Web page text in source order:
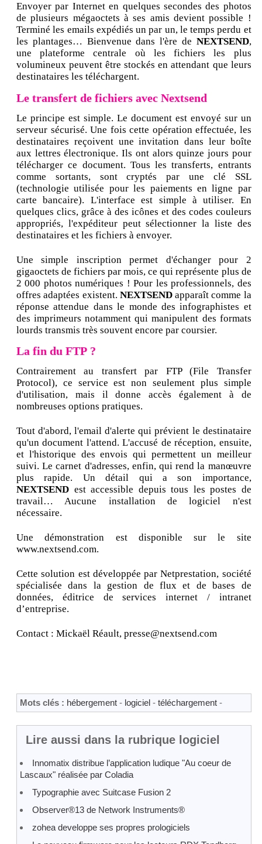
Envoyer par Internet en quelques secondes des photos
de plusieurs mégaoctets à ses amis devient possible !
Terminé les emails expédiés un par un, le temps perdu et
les plantages… Bienvenue dans l'ère de NEXTSEND,
une plateforme centrale où les fichiers les plus
volumineux peuvent être stockés en attendant que leurs
destinataires les téléchargent.
Le transfert de fichiers avec Nextsend
Le principe est simple. Le document est envoyé sur un
serveur sécurisé. Une fois cette opération effectuée, les
destinataires reçoivent une invitation dans leur boîte
aux lettres électronique. Ils ont alors quinze jours pour
télécharger ce document. Tous les transferts, entrants
comme sortants, sont cryptés par une clé SSL
(technologie utilisée pour les paiements en ligne par
carte bancaire). L'interface est simple à utiliser. En
quelques clics, grâce à des icônes et des codes couleurs
appropriés, l'expéditeur peut sélectionner la liste des
destinataires et les fichiers à envoyer.
Une simple inscription permet d'échanger pour 2
gigaoctets de fichiers par mois, ce qui représente plus de
2 000 photos numériques ! Pour les professionnels, des
offres adaptées existent. NEXTSENDapparaît comme la
réponse attendue dans le monde des infographistes et
des imprimeurs notamment qui manipulent des formats
lourds transmis très souvent encore par coursier.
La fin du FTP ?
Contrairement au transfert par FTP (File Transfer
Protocol), ce service est non seulement plus simple
d'utilisation, mais il donne accès également à de
nombreuses options pratiques.
Tout d'abord, l'email d'alerte qui prévient le destinataire
qu'un document l'attend. L'accusé de réception, ensuite,
et l'historique des envois qui permettent un meilleur
suivi. Le carnet d'adresses, enfin, qui rend la manœuvre
plus rapide. Un détail qui a son importance,
NEXTSEND est accessible depuis tous les postes de
travail… Aucune installation de logiciel n'est
nécessaire.
Une démonstration est disponible sur le site
www.nextsend.com.
Cette solution est développée par Netprestation, société
spécialisée dans la gestion de flux et de bases de
données, éditrice de services internet / intranet
d’entreprise.
Contact : Mickaël Réault, presse@nextsend.com
Mots clés : hébergement - logiciel - téléchargement -
Lire aussi dans la rubrique logiciel
Innomatix distribue l’application ludique "Au coeur de
Lascaux" réalisée par Coladia
Typographie avec Suitcase Fusion 2
Observer®13 de Network Instruments®
zohea developpe ses propres prologiciels